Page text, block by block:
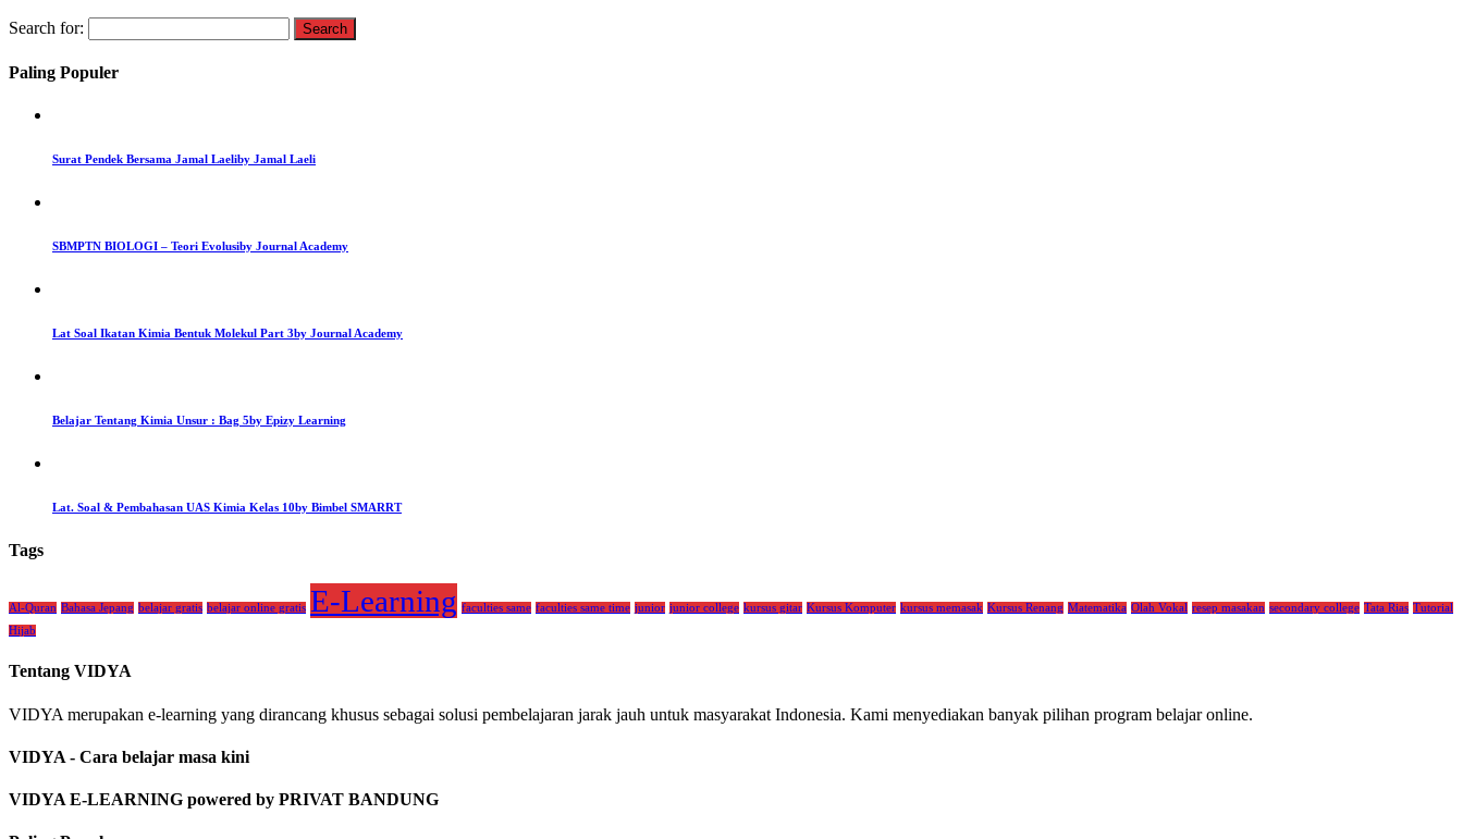
Search for:
Paling Populer
Surat Pendek Bersama Jamal Laeliby Jamal Laeli
SBMPTN BIOLOGI – Teori Evolusiby Journal Academy
Lat Soal Ikatan Kimia Bentuk Molekul Part 3by Journal Academy
Belajar Tentang Kimia Unsur : Bag 5by Epizy Learning
Lat. Soal & Pembahasan UAS Kimia Kelas 10by Bimbel SMARRT
Tags
Al-Quran Bahasa Jepang belajar gratis belajar online gratis E-Learning faculties same faculties same time junior junior college kursus gitar Kursus Komputer kursus memasak Kursus Renang Matematika Olah Vokal resep masakan secondary college Tata Rias Tutorial
Hijab
Tentang VIDYA
VIDYA merupakan e-learning yang dirancang khusus sebagai solusi pembelajaran jarak jauh untuk masyarakat Indonesia. Kami menyediakan banyak pilihan program belajar online.
VIDYA - Cara belajar masa kini
VIDYA E-LEARNING powered by PRIVAT BANDUNG